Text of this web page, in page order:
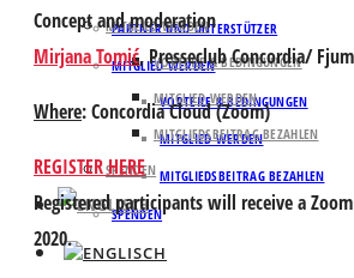
PARTNER UND UNTERSTÜTZER
MITGLIED WERDEN
VORTEILE & BEDINGUNGEN
MITGLIED WERDEN
MITGLIEDSBEITRAG BEZAHLEN
SPENDEN
MITGLIED WERDEN
VORTEILE & BEDINGUNGEN
MITGLIED WERDEN
MITGLIEDSBEITRAG BEZAHLEN
SPENDEN
Concept and moderation
Mirjana Tomić,Presseclub Concordia/
Where:Concordia Cloud(Zoom)
REGISTER HERE
Registered participants will receive a
2020.